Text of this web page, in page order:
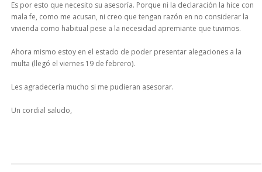
Es por esto que necesito su asesoría. Porque ni la declaración la hice con
mala fe, como me acusan, ni creo que tengan razón en no considerar la
vivienda como habitual pese a la necesidad apremiante que tuvimos.
Ahora mismo estoy en el estado de poder presentar alegaciones a la
multa (llegó el viernes 19 de febrero).
Les agradecería mucho si me pudieran asesorar.
Un cordial saludo,